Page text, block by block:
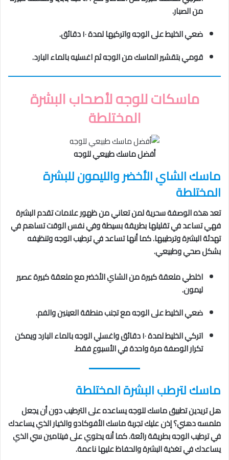
من الصبار.
ضعي الخليط على الوجه واتركيها لمدة ١٠ دقائق.
قومي بتقشير الماسك من الوجه ثم اغسليه بالماء البارد.
ماسكات للوجه لأصحاب البشرة
المختلطة
أفضل ماسك طبيعي للوجه
ماسك الشاي الأخضر والليمون للبشرة
المختلطة
تعد هذه الوصفة سحرية لمن تعاني من ظهور علامات تقدم البشرة
فهي تساعد في تقليلها بطريقة بسيطة وفي نفس الوقت تساهم في
تهدئة البشرة وترطيبها. كما أنها تساعد في ترطيب الوجه وتنظيفه
بشكل صحي وطبيعي.
اخلطي ملعقة كبيرة من الشاي الأخضر مع ملعقة كبيرة عصير
ليمون.
ضعي الخليط على الوجه مع تجنب منطقة العينين والفم.
اتركي الخليط لمدة ١٠ دقائق واغسلي الوجه بالماء البارد ويمكن
تكرار الوصفة مرة واحدة في الأسبوع فقط.
ماسك لترطب البشرة المختلطة
هل تريدين تطبيق ماسك للوجه يساعده على الترطيب دون أن يجعل
ملمسه دهني؟ إذن عليك تجربة ماسك الأفوكادو والخيار الذي يساعدك
في ترطيب الوجه بطريقة رائعة. كما أنه يحتوي على فيتامين سي الذي
يساعدك في تغذية البشرة والحفاظ عليها ناعمة.